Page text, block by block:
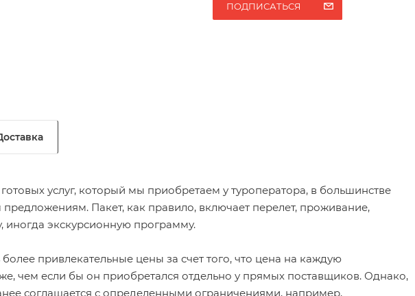
ПОДПИСАТЬСЯ
услуг, который мы приобретаем у туроператора, в большинстве
Пакет, как правило, включает перелет, проживание,
иногда экскурсионную программу.
привлекательные цены за счет того, что цена на каждую
чем если бы он приобретался отдельно у прямых поставщиков. Однако,
соглашается с определенными ограничениями, например,